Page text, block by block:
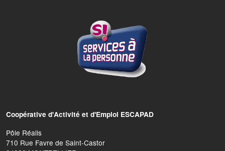
Coopérative d'Activité et d'Emploi ESCAPAD
Pôle Réalis
710 Rue Favre de Saint-Castor